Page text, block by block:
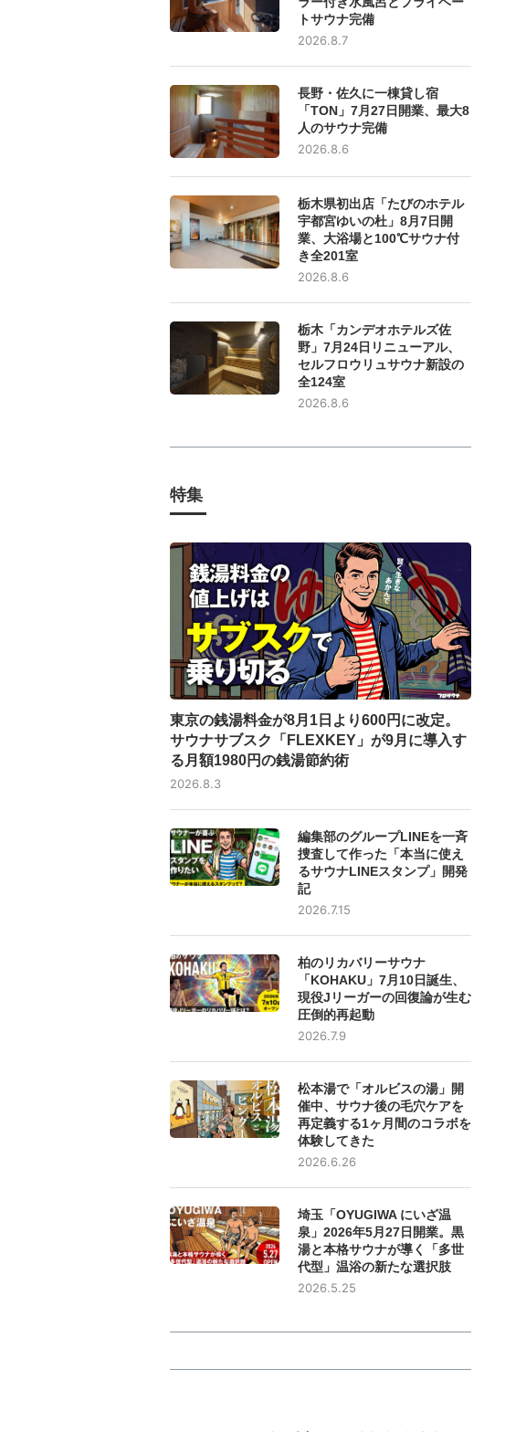
トサウナ完備
2026.8.7
長野・佐久に一棟貸し宿
「TON」7月27日開業、最大8
人のサウナ完備
2026.8.6
栃木県初出店「たびのホテル
宇都宮ゆいの杜」8月7日開
業、大浴場と100℃サウナ付
き全201室
2026.8.6
栃木「カンデオホテルズ佐
野」7月24日リニューアル、
セルフロウリュサウナ新設の
全124室
2026.8.6
特集
東京の銭湯料金が8月1日より600円に改定。
サウナサブスク「FLEXKEY」が9月に導入す
る月額1980円の銭湯節約術
2026.8.3
編集部のグループLINEを一斉
捜査して作った「本当に使え
るサウナLINEスタンプ」開発
記
2026.7.15
柏のリカバリーサウナ
「KOHAKU」7月10日誕生、
現役Jリーガーの回復論が生む
圧倒的再起動
2026.7.9
松本湯で「オルビスの湯」開
催中、サウナ後の毛穴ケアを
再定義する1ヶ月間のコラボを
体験してきた
2026.6.26
埼玉「OYUGIWA にいざ温
泉」2026年5月27日開業。黒
湯と本格サウナが導く「多世
代型」温浴の新たな選択肢
2026.5.25